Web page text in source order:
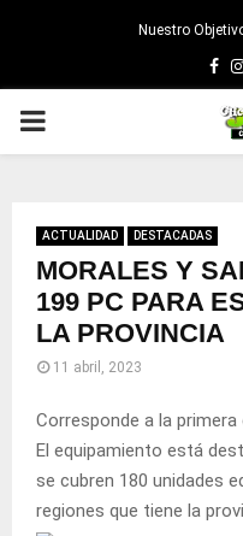
Nuestro
PRIMARY
ACTUALIDAD DESTACADAS
MORALES Y
199 PC PARA
LA PROVINCIA
11 abril, 2023
Corresponde a la primera
El equipamiento está
se cubren 180 unidades
regiones que tiene la